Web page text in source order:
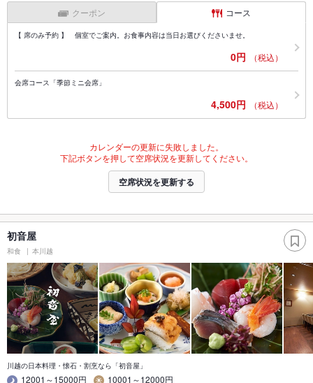
クーポン コース
【 席のみ予約 】 個室でご案内。お食事内容は当日お選びくださいませ。
0円 （税込）
会席コース「季節ミニ会席」
4,500円 （税込）
カレンダーの更新に失敗しました。
下記ボタンを押して空席状況を更新してください。
空席状況を更新する
初音屋
和食 本川越
川越の日本料理・懐石・割烹なら「初音屋」
12001～15000円
10001～12000円